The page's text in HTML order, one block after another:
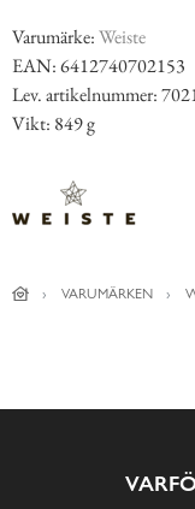
Varumärke:Weiste
EAN: 6412740702153
Lev. artikelnummer:
Vikt: 849 g
VARUMÄRKEN